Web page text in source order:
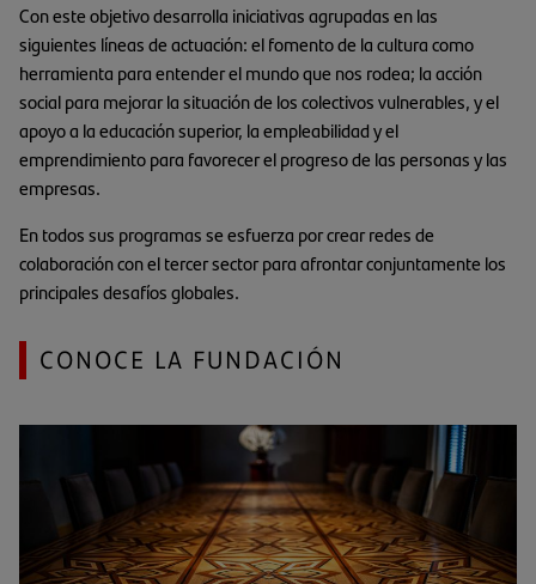
Con este objetivo desarrolla iniciativas agrupadas en las
siguientes líneas de actuación: el fomento de la cultura como
herramienta para entender el mundo que nos rodea; la acción
social para mejorar la situación de los colectivos vulnerables, y el
apoyo a la educación superior, la empleabilidad y el
emprendimiento para favorecer el progreso de las personas y las
empresas.
En todos sus programas se esfuerza por crear redes de
colaboración con el tercer sector para afrontar conjuntamente los
principales desafíos globales.
CONOCE LA FUNDACIÓN